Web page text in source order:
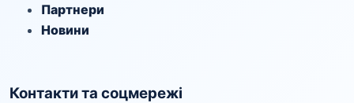
Партнери
Новини
Контакти та соцмережі